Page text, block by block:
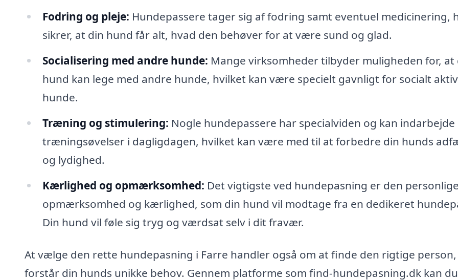
Fodring og pleje: Hundepassere tager sig af fodring samt eventuel medicinering,
sikrer, at din hund får alt, hvad den behøver for at være sund og glad.
Socialisering med andre hunde: Mange virksomheder tilbyder muligheden for, at
hund kan lege med andre hunde, hvilket kan være specielt gavnligt for socialt
hunde.
Træning og stimulering: Nogle hundepassere har specialviden og kan indarbejde
træningsøvelser i dagligdagen, hvilket kan være med til at forbedre din hunds
og lydighed.
Kærlighed og opmærksomhed: Det vigtigste ved hundepasning er den personlige
opmærksomhed og kærlighed, som din hund vil modtage fra en dedikeret
Din hund vil føle sig tryg og værdsat selv i dit fravær.
At vælge den rette hundepasning i Farre handler også om at finde den rigtige
forstår din hunds unikke behov. Gennem platforme som find-hundepasning.dk kan du